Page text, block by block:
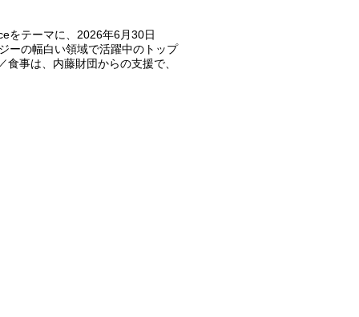
をテーマに、2026年6月30日
ーの幅白い領域で活躍中のトップ
事は、内藤財団からの支援で、